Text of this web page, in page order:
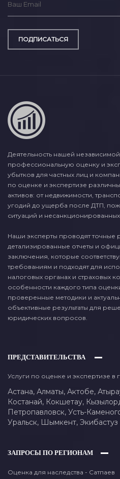
ПОДПИСАТЬСЯ
Деятельность нашей
профессиональную оценку и
убытков для частных лиц и
по оценке и экспертизе
активов: от недвижимости,
угодий до ущерба после ДТП,
ситуаций и несанкционированных
Наши эксперты проводят точные
детализированные отчеты и
заключения, которые
требованиям и подходят для
налоговых органах и страховых
особенности каждого типа
проверенные методики и
объективные результаты для
юридических вопросов.
ПРЕДСТАВИТЕЛЬСТВА
Услуги по оценке и экспертизе в
Астана, Алматы, Актобе,
Костанай, Кокшетау,
Петропавловск, Усть-
Уральск, Шымкент, Экибастуз
ЗАПРОСЫ ПО РЕГИОНАМ
Оценка для наследства - Сатпаев